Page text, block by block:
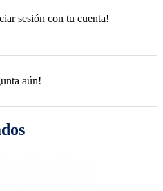
sesión con tu cuenta!
aún!